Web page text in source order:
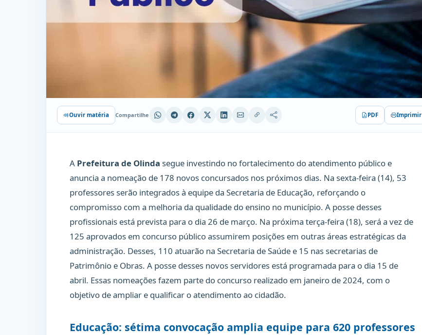
Ouvir matéria Compartilhe PDF Imprimir
A Prefeitura de Olinda segue investindo no fortalecimento do atendimento público e
anuncia a nomeação de 178 novos concursados nos próximos dias. Na sexta-feira (14), 53
professores serão integrados à equipe da Secretaria de Educação, reforçando o
compromisso com a melhoria da qualidade do ensino no município. A posse desses
profissionais está prevista para o dia 26 de março. Na próxima terça-feira (18), será a vez de
125 aprovados em concurso público assumirem posições em outras áreas estratégicas da
administração. Desses, 110 atuarão na Secretaria de Saúde e 15 nas secretarias de
Patrimônio e Obras. A posse desses novos servidores está programada para o dia 15 de
abril. Essas nomeações fazem parte do concurso realizado em janeiro de 2024, com o
objetivo de ampliar e qualificar o atendimento ao cidadão.
Educação: sétima convocação amplia equipe para 620 professores